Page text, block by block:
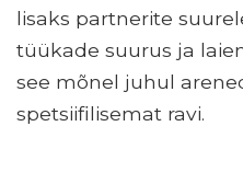
lisaks partnerite
tüükade suurus ja
see mõnel juhul
spetsiifilisemat ravi.